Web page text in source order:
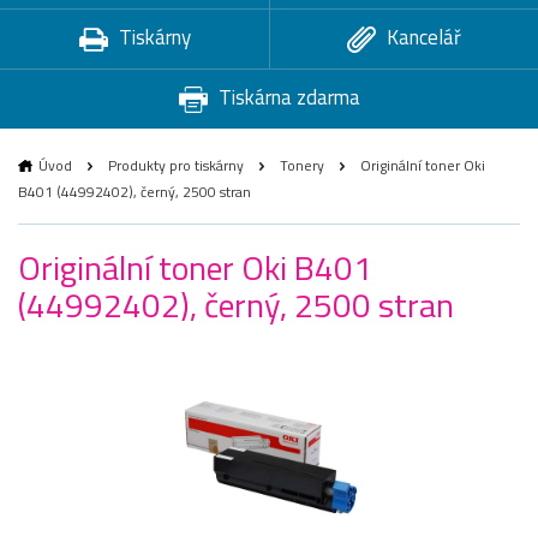
Tiskárny
Kancelář
Tiskárna zdarma
Úvod Produkty pro tiskárny Tonery
Originální toner Oki
B401 (44992402), černý, 2500 stran
Originální toner Oki B401
(44992402), černý, 2500 stran